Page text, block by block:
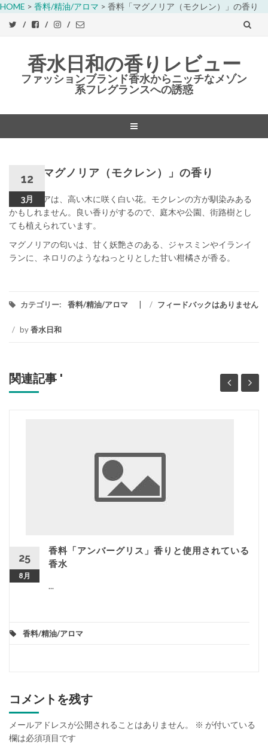
HOME > 香料/精油/アロマ > 香料「マグノリア（モクレン）」の香り
香水日和の香りレビュー
ファッションブランド香水からニッチなメゾン
系フレグランスへの誘惑
12
3月
香料「マグノリア（モクレン）」の香り
マグノリアは、高い木に咲く白い花。モクレンの方が馴染みある
かもしれません。良い香りがするので、庭木や公園、街路樹とし
ても植えられています。
マグノリアの匂いは、甘く妖艶さのある、ジャスミンやイランイ
ランに、ネロリのようなねっとりとした甘い柑橘さが香る。
カテゴリー: 香料/精油/アロマ / フィードバックはありません
/ by香水日和
関連記事 '
25
8月
香料「アンバーグリス」香りと使用されている
香水
...
香料/精油/アロマ
コメントを残す
メールアドレスが公開されることはありません。 ※ が付いている
欄は必須項目です